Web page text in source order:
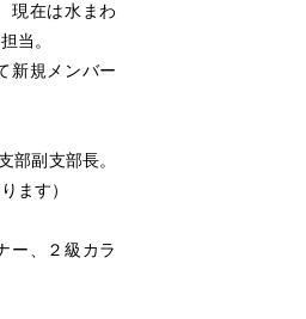
現在は水まわ
当。
新規メンバー
部副支部長。
ます）
ー、２級カラ